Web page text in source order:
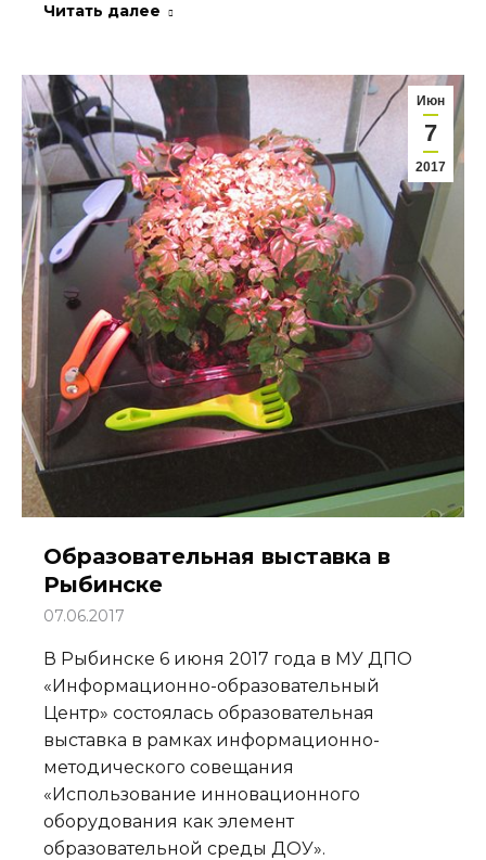
Читать далее
Июн
7
2017
Образовательная выставка в
Рыбинске
07.06.2017
В Рыбинске 6 июня 2017 года в МУ ДПО
«Информационно-образовательный
Центр» состоялась образовательная
выставка в рамках информационно-
методического совещания
«Использование инновационного
оборудования как элемент
образовательной среды ДОУ».